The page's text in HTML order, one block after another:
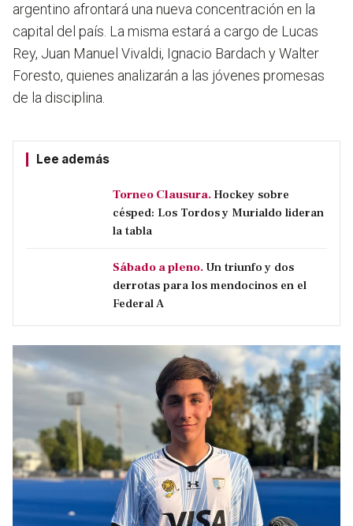
argentino afrontará una nueva concentración en la
capital del país. La misma estará a cargo de Lucas
Rey, Juan Manuel Vivaldi, Ignacio Bardach y Walter
Foresto, quienes analizarán a las jóvenes promesas
de la disciplina.
Lee además
Torneo Clausura. Hockey sobre
césped: Los Tordos y Murialdo lideran
la tabla
Sábado a pleno. Un triunfo y dos
derrotas para los mendocinos en el
Federal A